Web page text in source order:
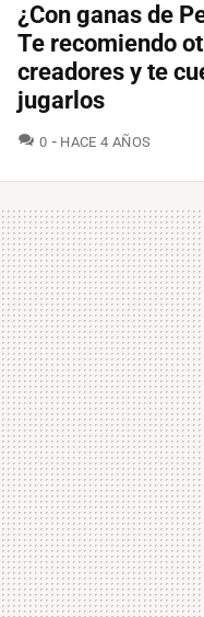
¿Con ganas de
Te recomiendo
creadores y te
jugarlos
0 COMENTARIOS
HACE 4 AÑOS